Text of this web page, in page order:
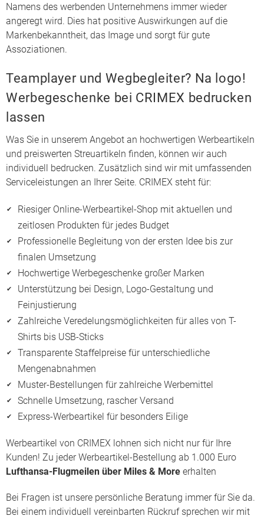
Namens des werbenden Unternehmens immer wieder
angeregt wird. Dies hat positive Auswirkungen auf die
Markenbekanntheit, das Image und sorgt für gute
Assoziationen.
Teamplayer und Wegbegleiter? Na logo!
Werbegeschenke bei CRIMEX bedrucken
lassen
Was Sie in unserem Angebot an hochwertigen Werbeartikeln
und preiswerten Streuartikeln finden, können wir auch
individuell bedrucken. Zusätzlich sind wir mit umfassenden
Serviceleistungen an Ihrer Seite. CRIMEX steht für:
Riesiger Online-Werbeartikel-Shop mit aktuellen und
zeitlosen Produkten für jedes Budget
Professionelle Begleitung von der ersten Idee bis zur
finalen Umsetzung
Hochwertige Werbegeschenke großer Marken
Unterstützung bei Design, Logo-Gestaltung und
Feinjustierung
Zahlreiche Veredelungsmöglichkeiten für alles von T-
Shirts bis USB-Sticks
Transparente Staffelpreise für unterschiedliche
Mengenabnahmen
Muster-Bestellungen für zahlreiche Werbemittel
Schnelle Umsetzung, rascher Versand
Express-Werbeartikel für besonders Eilige
Werbeartikel von CRIMEX lohnen sich nicht nur für Ihre
Kunden! Zu jeder Werbeartikel-Bestellung ab 1.000 Euro
Lufthansa-Flugmeilen über Miles & More erhalten
Bei Fragen ist unsere persönliche Beratung immer für Sie da.
Bei einem individuell vereinbarten Rückrufsprechen wir mit